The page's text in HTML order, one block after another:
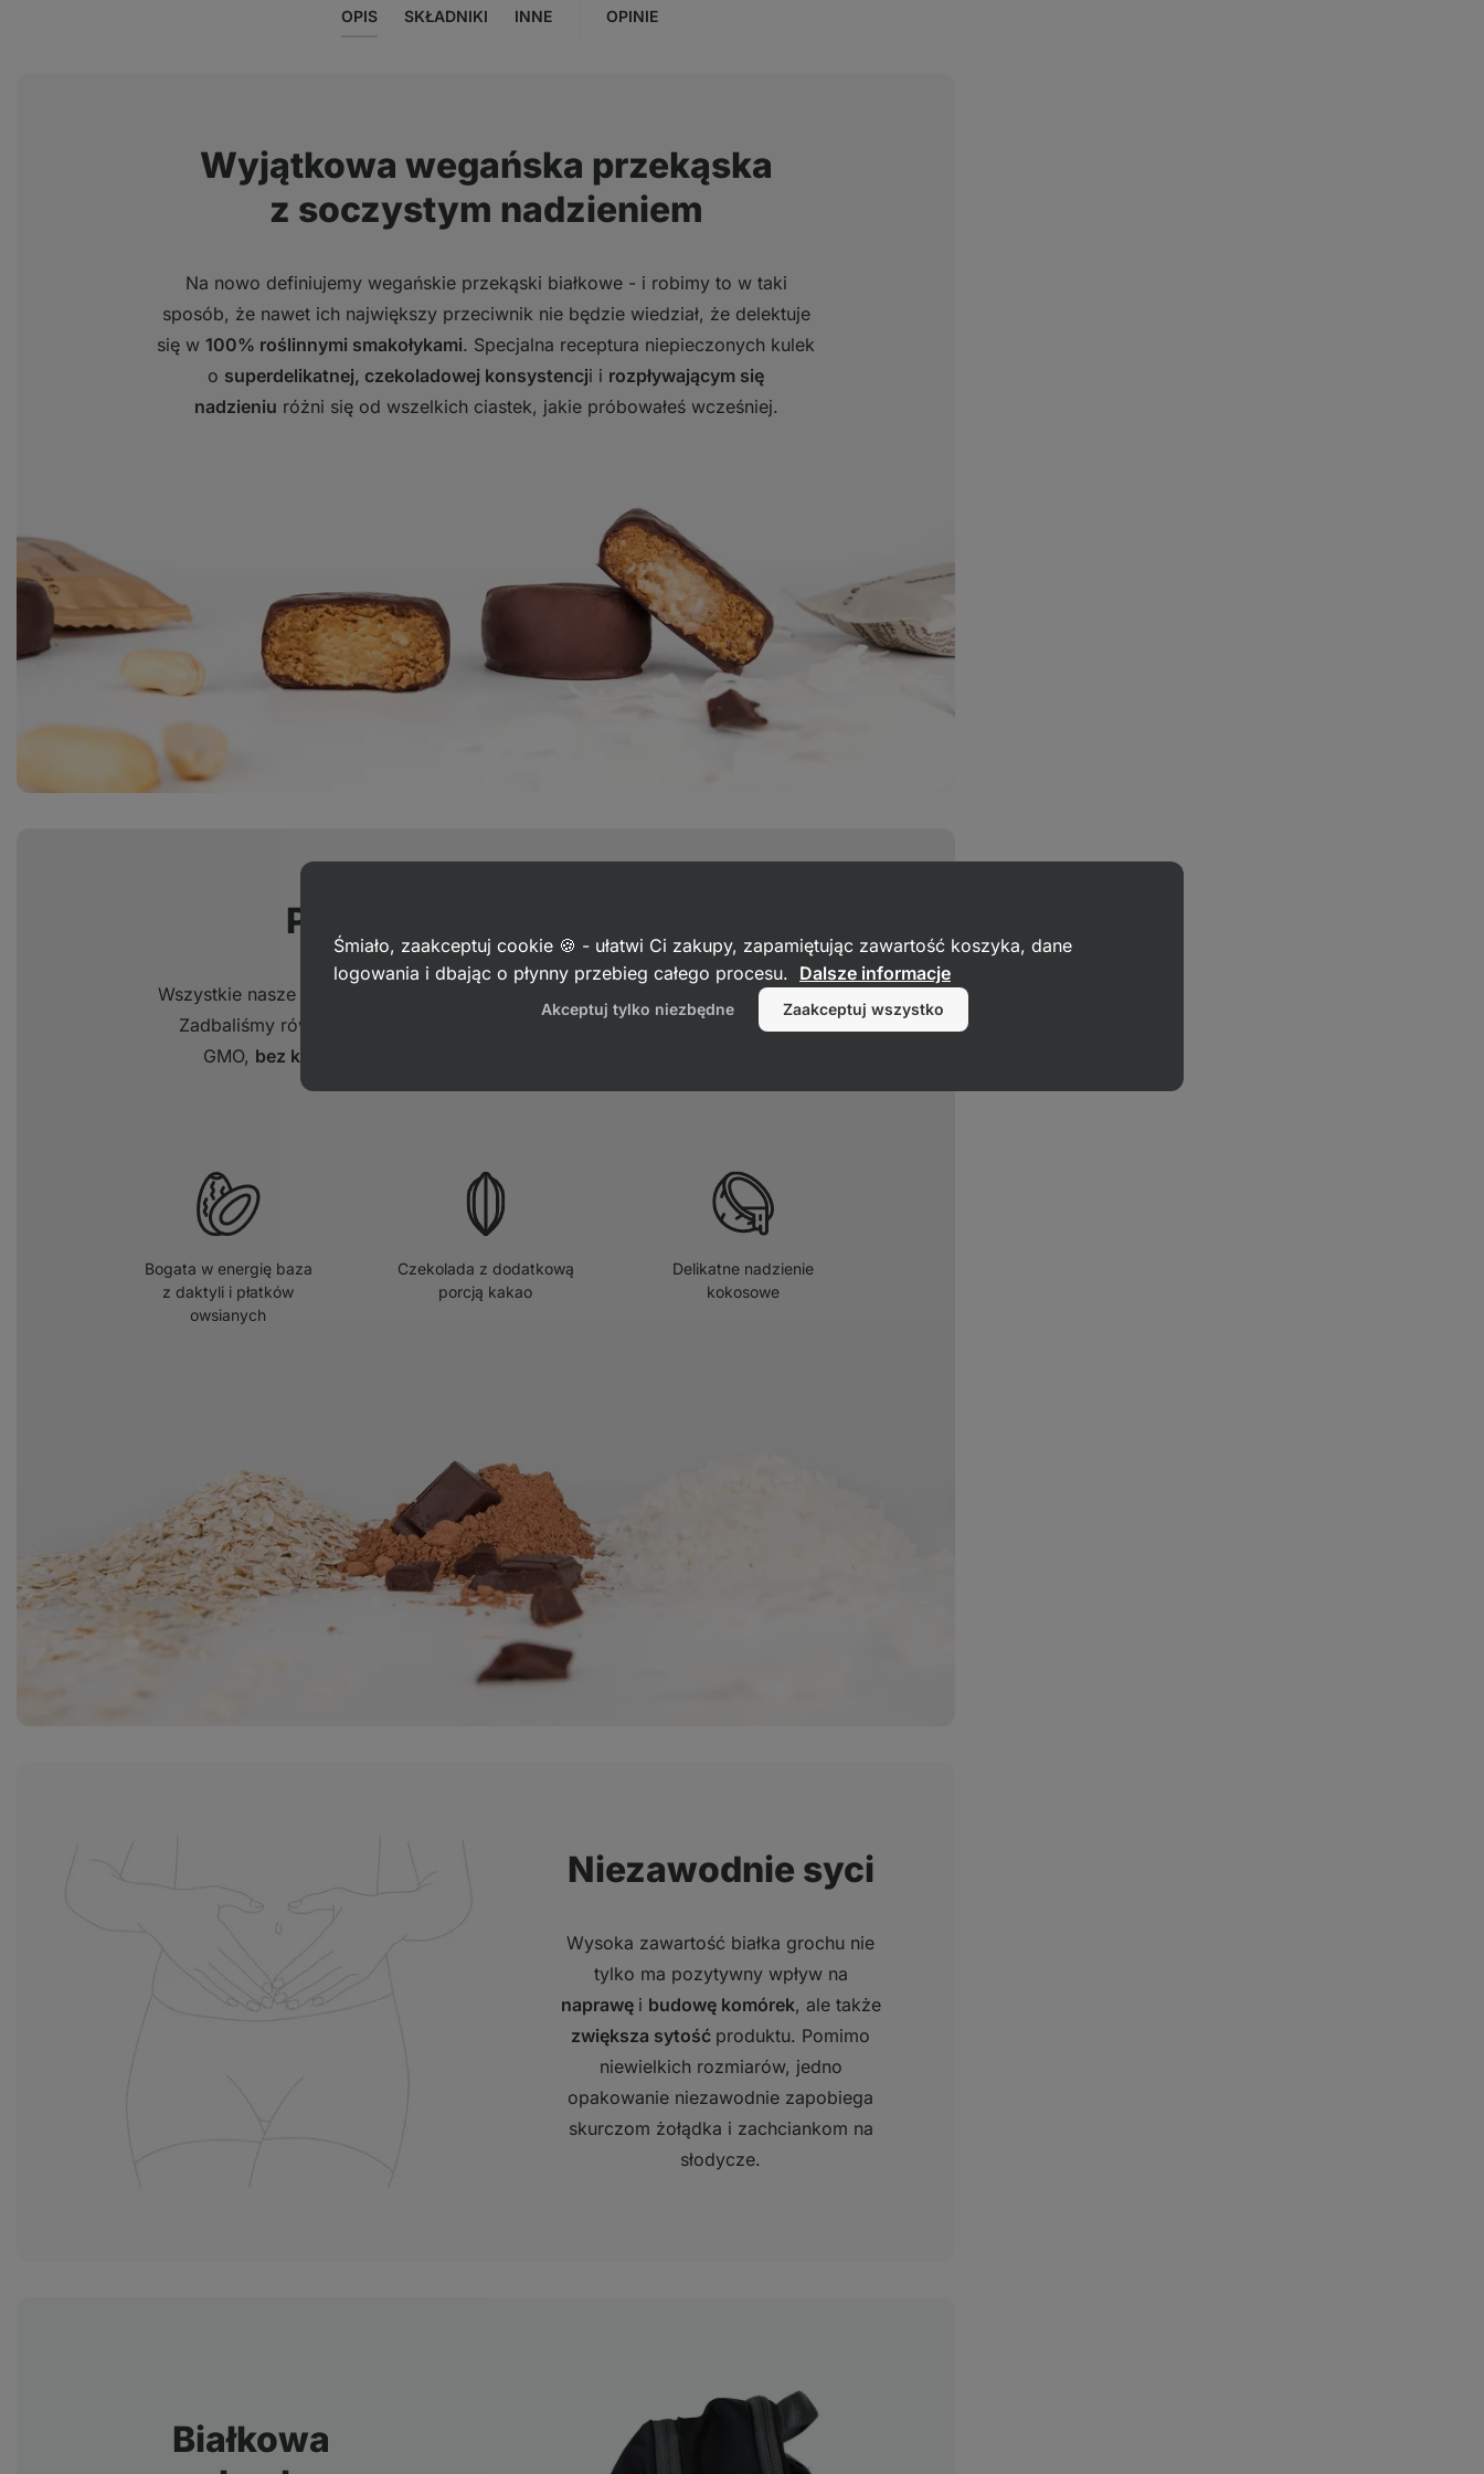
OPIS SKŁADNIKI INNE OPINIE
Wyjątkowa wegańska przekąska
z soczystym nadzieniem
Na nowo definiujemy wegańskie przekąski białkowe - i robimy to w taki
sposób, że nawet ich największy przeciwnik nie będzie wiedział, że delektuje
się w 100% roślinnymi smakołykami. Specjalna receptura niepieczonych kulek
o superdelikatnej, czekoladowej konsystencji i rozpływającym się
nadzieniu różni się od wszelkich ciastek, jakie próbowałeś wcześniej.
Prosty,
Wszystkie nasze składniki pochodzą z kontrolowanych upraw ekologicznych.
Zadbaliśmy również o to, abyś mógł cieszyć się smakołykiem wolnym od
GMO, bez konserwantów
Bogata w energię baza
z daktyli i płatków
owsianych
Czekolada z dodatkową
porcją kakao
Delikatne nadzienie
kokosowe
Niezawodnie syci
Wysoka zawartość białka grochu nie
tylko ma pozytywny wpływ na
naprawę i budowę komórek, ale także
zwiększa sytość produktu. Pomimo
niewielkich rozmiarów, jedno
opakowanie niezawodnie zapobiega
skurczom żołądka i zachciankom na
słodycze.
Białkowa
Śmiało, zaakceptuj cookie 🍪 - ułatwi Ci zakupy, zapamiętując zawartość koszyka, dane
logowania i dbając o płynny przebieg całego procesu. Dalsze informacje
Akceptuj tylko niezbędne Zaakceptuj wszystko